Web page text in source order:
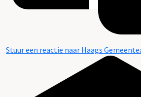
Stuur een reactie naar Haags